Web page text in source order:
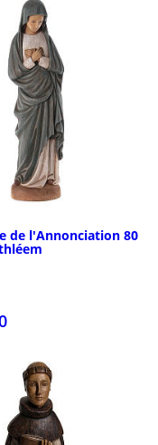
de l'Annonciation 80